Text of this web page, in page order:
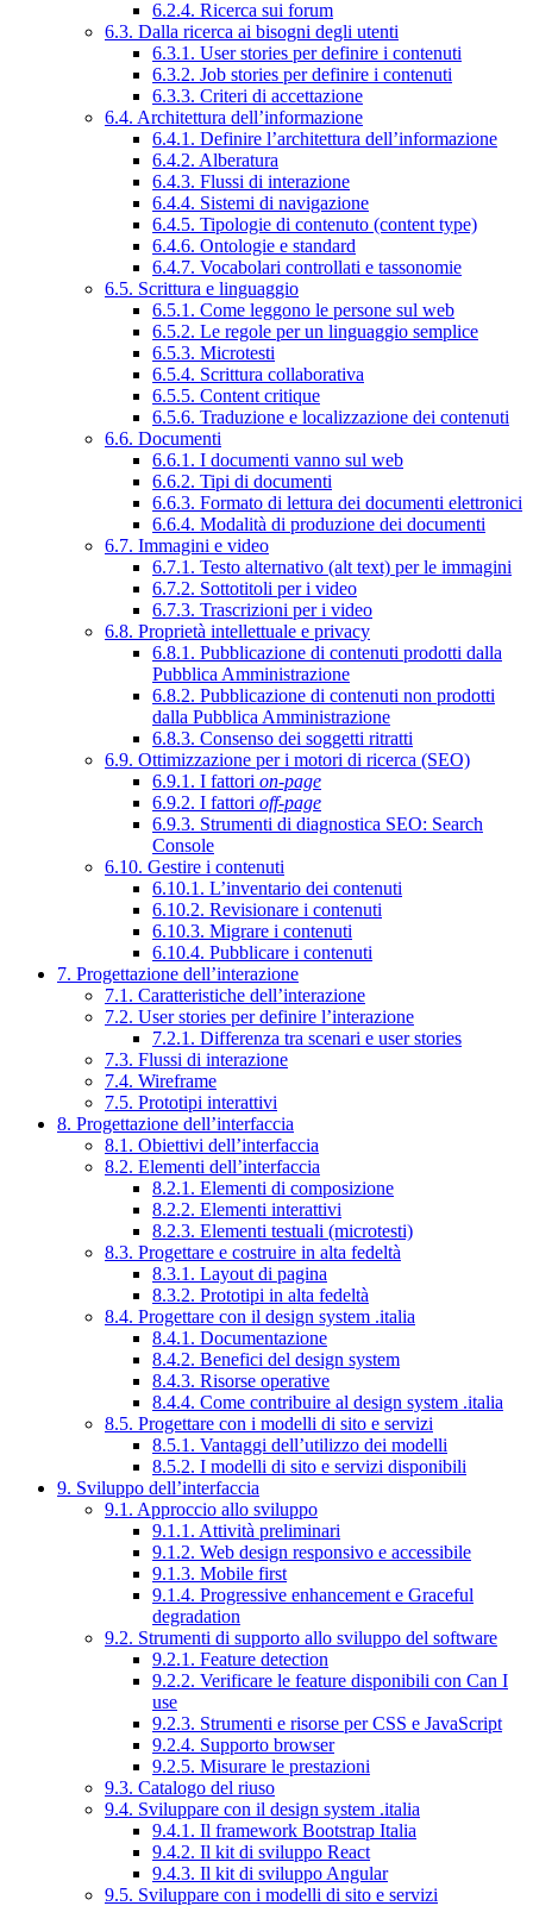
6.2.4. Ricerca sui forum
6.3. Dalla ricerca ai bisogni degli utenti
6.3.1. User stories per definire i contenuti
6.3.2. Job stories per definire i contenuti
6.3.3. Criteri di accettazione
6.4. Architettura dell’informazione
6.4.1. Definire l’architettura dell’informazione
6.4.2. Alberatura
6.4.3. Flussi di interazione
6.4.4. Sistemi di navigazione
6.4.5. Tipologie di contenuto (content type)
6.4.6. Ontologie e standard
6.4.7. Vocabolari controllati e tassonomie
6.5. Scrittura e linguaggio
6.5.1. Come leggono le persone sul web
6.5.2. Le regole per un linguaggio semplice
6.5.3. Microtesti
6.5.4. Scrittura collaborativa
6.5.5. Content critique
6.5.6. Traduzione e localizzazione dei contenuti
6.6. Documenti
6.6.1. I documenti vanno sul web
6.6.2. Tipi di documenti
6.6.3. Formato di lettura dei documenti elettronici
6.6.4. Modalità di produzione dei documenti
6.7. Immagini e video
6.7.1. Testo alternativo (alt text) per le immagini
6.7.2. Sottotitoli per i video
6.7.3. Trascrizioni per i video
6.8. Proprietà intellettuale e privacy
6.8.1. Pubblicazione di contenuti prodotti dalla
Pubblica Amministrazione
6.8.2. Pubblicazione di contenuti non prodotti
dalla Pubblica Amministrazione
6.8.3. Consenso dei soggetti ritratti
6.9. Ottimizzazione per i motori di ricerca (SEO)
6.9.1. I fattori on-page
6.9.2. I fattori off-page
6.9.3. Strumenti di diagnostica SEO: Search
Console
6.10. Gestire i contenuti
6.10.1. L’inventario dei contenuti
6.10.2. Revisionare i contenuti
6.10.3. Migrare i contenuti
6.10.4. Pubblicare i contenuti
7. Progettazione dell’interazione
7.1. Caratteristiche dell’interazione
7.2. User stories per definire l’interazione
7.2.1. Differenza tra scenari e user stories
7.3. Flussi di interazione
7.4. Wireframe
7.5. Prototipi interattivi
8. Progettazione dell’interfaccia
8.1. Obiettivi dell’interfaccia
8.2. Elementi dell’interfaccia
8.2.1. Elementi di composizione
8.2.2. Elementi interattivi
8.2.3. Elementi testuali (microtesti)
8.3. Progettare e costruire in alta fedeltà
8.3.1. Layout di pagina
8.3.2. Prototipi in alta fedeltà
8.4. Progettare con il design system .italia
8.4.1. Documentazione
8.4.2. Benefici del design system
8.4.3. Risorse operative
8.4.4. Come contribuire al design system .italia
8.5. Progettare con i modelli di sito e servizi
8.5.1. Vantaggi dell’utilizzo dei modelli
8.5.2. I modelli di sito e servizi disponibili
9. Sviluppo dell’interfaccia
9.1. Approccio allo sviluppo
9.1.1. Attività preliminari
9.1.2. Web design responsivo e accessibile
9.1.3. Mobile first
9.1.4. Progressive enhancement e Graceful
degradation
9.2. Strumenti di supporto allo sviluppo del software
9.2.1. Feature detection
9.2.2. Verificare le feature disponibili con Can I
use
9.2.3. Strumenti e risorse per CSS e JavaScript
9.2.4. Supporto browser
9.2.5. Misurare le prestazioni
9.3. Catalogo del riuso
9.4. Sviluppare con il design system .italia
9.4.1. Il framework Bootstrap Italia
9.4.2. Il kit di sviluppo React
9.4.3. Il kit di sviluppo Angular
9.5. Sviluppare con i modelli di sito e servizi